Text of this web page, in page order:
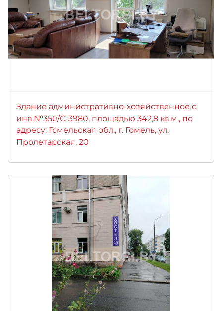
Здание административно-хозяйственное с
инв.№350/С-3980, площадью 342,8 кв.м., по
адресу: Гомельская обл., г. Гомель, ул.
Пролетарская, 20